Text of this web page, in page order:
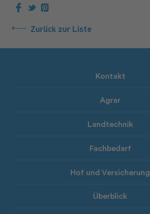
Zurück zur Liste
Kontakt
Agrar
Landtechnik
Fachbedarf
Hof und Versicherung
Überblick